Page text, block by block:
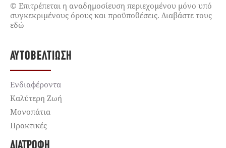
© Επιτρέπεται η αναδημοσίευση περιεχομένου μόνο υπό
συγκεκριμένους όρους και προϋποθέσεις. Διαβάστε τους
εδώ
ΑΥΤΟΒΕΛΤΊΩΣΗ
Ενδιαφέροντα
Καλύτερη Ζωή
Μονοπάτια
Πρακτικές